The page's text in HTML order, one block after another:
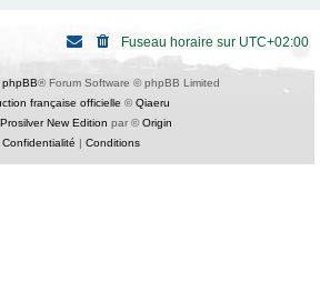
Fuseau horaire sur UTC+02:00
phpBB® Forum Software © phpBB Limited
française officielle ©Qiaeru
Prosilver New Edition par ©Origin
Confidentialité
Conditions